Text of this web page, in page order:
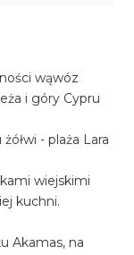
wąwóz
i góry Cypru
- plaża Lara
wiejskimi
kuchni.
Akamas, na